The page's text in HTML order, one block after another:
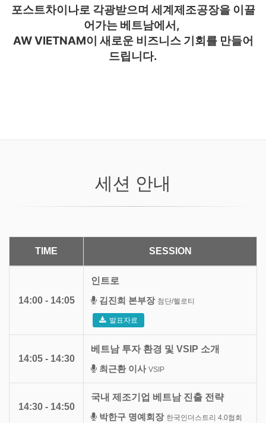
포스트차이나로 각광받으며 세계제조공장을 이끌
어가는 베트남에서 ,
AW VIETNAM이 새로운 비즈니스 기회를 만들어
드립니다.
세션 안내
TIME SESSION
14:00 - 14:05
인트로
김진희 본부장 첨단/헬로티
발표자료
14:05 - 14:30
베트남 투자 환경 및 VSIP 소개
최근환 이사 VSIP
14:30 - 14:50
국내 제조기업 베트남 진출 전략
박한구 명예회장 한국인더스트리 4.0협회